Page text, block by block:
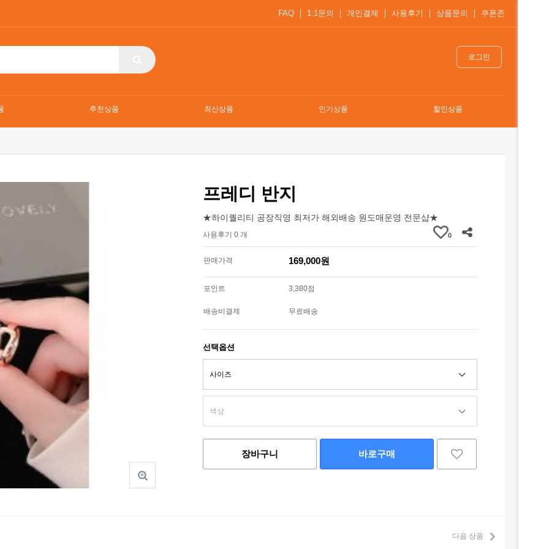
FAQ 1:1문의 개인결제 사용후기 상품문의 쿠폰존
로그인
추천상품 최신상품 인기상품 할인상품
프레디 반지
★하이퀄리티 공장직영 최저가 해외배송 원도매운영 전문샵★
사용후기 0 개 0
판매가격 169,000원
포인트 3,380점
배송비결제 무료배송
선택옵션
장바구니 바로구매
다음 상품